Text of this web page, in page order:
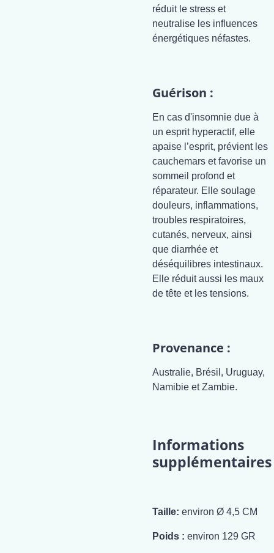
réduit le stress et
neutralise les influences
énergétiques néfastes.
Guérison :
En cas d'insomnie due à
un esprit hyperactif, elle
apaise l’esprit, prévient les
cauchemars et favorise un
sommeil profond et
réparateur. Elle soulage
douleurs, inflammations,
troubles respiratoires,
cutanés, nerveux, ainsi
que diarrhée et
déséquilibres intestinaux.
Elle réduit aussi les maux
de tête et les tensions.
Provenance :
Australie, Brésil, Uruguay,
Namibie et Zambie.
Informations
supplémentaires
Taille: environ Ø 4,5 CM
Poids : environ 129 GR